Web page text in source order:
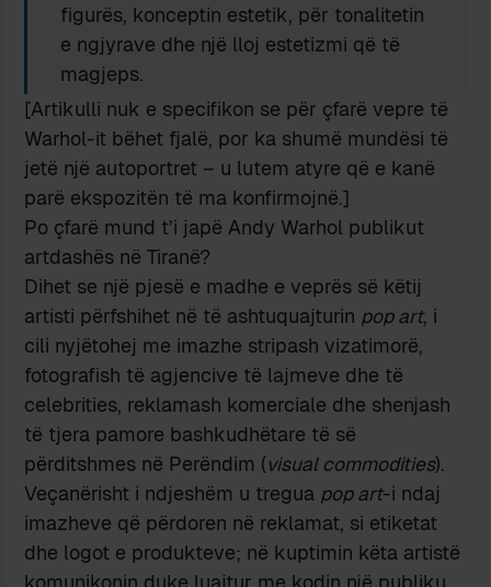
figurës, konceptin estetik, për tonalitetin
e ngjyrave dhe një lloj estetizmi që të
magjeps.
[Artikulli nuk e specifikon se për çfarë vepre të
Warhol-it bëhet fjalë, por ka shumë mundësi të
jetë një autoportret – u lutem atyre që e kanë
parë ekspozitën të ma konfirmojnë.]
Po çfarë mund t’i japë Andy Warhol publikut
artdashës në Tiranë?
Dihet se një pjesë e madhe e veprës së këtij
artisti përfshihet në të ashtuquajturin pop art, i
cili nyjëtohej me imazhe stripash vizatimorë,
fotografish të agjencive të lajmeve dhe të
celebrities, reklamash komerciale dhe shenjash
të tjera pamore bashkudhëtare të së
përditshmes në Perëndim (visual commodities).
Veçanërisht i ndjeshëm u tregua pop art-i ndaj
imazheve që përdoren në reklamat, si etiketat
dhe logot e produkteve; në kuptimin këta artistë